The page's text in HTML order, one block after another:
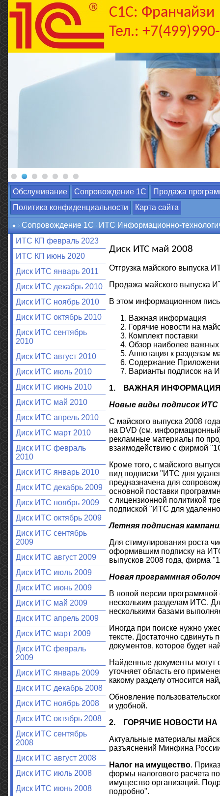
C1С: Франчайзи
Тел.:
Обслуживание Сопровождение 1С
Продажа
Политика конфиденциальности
Карта сайта
Сопровождение 1С
ИТС Информационно-
ИТС КП февраль 2023
ИТС КП июнь 2020
Диск ИТС январь 2011
Диск ИТС декабрь 2010
Диск ИТС ноябрь 2010
Диск ИТС октябрь 2010
Диск ИТС сентябрь
2010
Диск ИТС август 2010
Диск ИТС июль 2010
Диск ИТС июнь 2010
Диск ИТС май 2010
Диск ИТС апрель 2010
Диск ИТС март 2010
Диск ИТС февраль
2010
Диск ИТС январь 2010
Диск ИТС декабрь 2009
Диск ИТС ноябрь 2009
Диск ИТС октябрь 2009
Диск ИТС сентябрь
2009
Диск ИТС август 2009
Диск ИТС июль 2009
Диск ИТС июнь 2009
Диск ИТС май 2009
Диск ИТС апрель 2009
Диск ИТС март 2009
Диск ИТС февраль
2009
Диск ИТС январь 2009
Диск ИТС декабрь 2008
Диск ИТС ноябрь 2008
Диск ИТС октябрь 2008
Диск ИТС сентябрь
2008
Диск ИТС август 2008
Диск ИТС июль 2008
Диск ИТС июнь 2008
Диск ИТС май 2008
Отгрузка майского выпуска
Продажа майского выпуска
В этом информационном
Важная информация
Горячие новости на
Комплект поставки
Обзор наиболее важных
Аннотация к разделам
Содержание
Варианты подписок на
1.
ВАЖНАЯ
Новые виды подписок ИТС
С майского выпуска 2008
на DVD (см.
рекламные материалы по
взаимодействию с фирмой
Кроме того, с майского
вид подписки "ИТС для
предназначена для
основной поставки
с лицензионной политикой
подпиской "ИТС для
Летняя подписная
Для стимулирования роста
оформившим подписку на
выпусков 2008 года, фирма
Новая программная
В новой версии
нескольким разделам ИТС.
несколькими базами
Иногда при поиске нужно
тексте. Достаточно сдвинуть
документов, которое будет
Найденные документы могут
уточняет область его
какому разделу относится
Обновление
и удобной.
2.
ГОРЯЧИЕ НОВОСТИ
Актуальные материалы
разъяснений Минфина
Налог на имущество.
формы налогового расчета
имущество организаций.
подробно".